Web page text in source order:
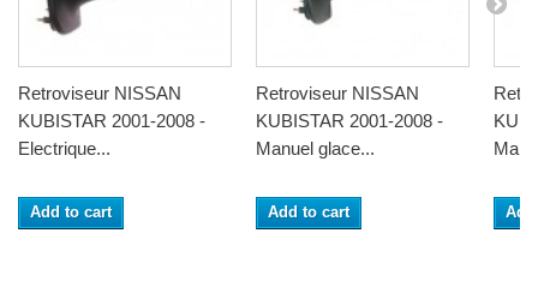
Retroviseur NISSAN
KUBISTAR 2001-2008 -
Electrique...
Add to cart
Retroviseur NISSAN
KUBISTAR 2001-2008 -
Manuel glace...
Add to cart